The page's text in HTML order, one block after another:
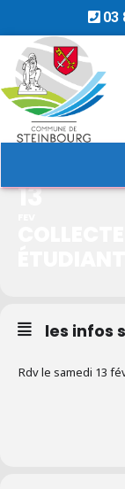
03
13
les infos
Rdv le samedi 13